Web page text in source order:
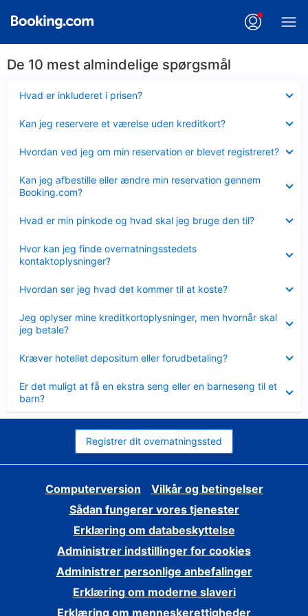
De 10 mest almindelige spørgsmål
Hvad er inkluderet i prisen?
Kan jeg reservere et værelse uden kreditkort?
Hvordan ved jeg om min reservation er blevet registreret?
Kan jeg afbestille eller ændre min reservation gennem
Booking.com?
Hvad er min pinkode og hvad skal jeg bruge den til?
Hvor kan jeg finde overnatningsstedets
kontaktoplysninger?
Hvordan ser jeg hvad det kommer til at koste?
Jeg oplyser mine kreditkortoplysninger, men hvornår skal
jeg betale?
Kræver hotellet depositum eller forudbetaling?
Er det muligt at få en ekstra seng eller en barneseng til et
barn?
Registrer dit overnatningssted
Computerversion
Vilkår og betingelser
Sådan fungerer vores tjenester
Erklæring om databeskyttelse
Administrer indstillinger for cookies
Administrer personlige anbefalinger
Erklæring om moderne slaveri
Erklæring om menneskerettigheder